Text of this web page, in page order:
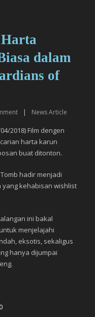
dalam
of
| News Article
2018) Film dengen
harta karun
buat ditonton.
hadir menjadi
yang kehabisan wishlist
ini bakal
menjelajahi
eksotis, sekaligus
hanya dijumpai